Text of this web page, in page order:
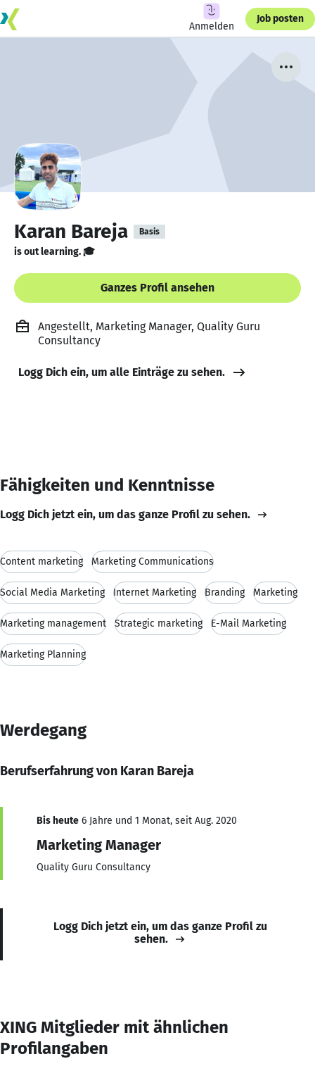
Anmelden
Job posten
Karan Bareja Basis
is out learning. 🎓
Ganzes Profil ansehen
Angestellt, Marketing Manager, Quality Guru
Consultancy
Logg Dich ein, um alle Einträge zu sehen.
Fähigkeiten und Kenntnisse
Logg Dich jetzt ein, um das ganze Profil zu sehen.
Content marketing Marketing Communications
Social Media Marketing Internet Marketing Branding Marketing
Marketing management Strategic marketing E-Mail Marketing
Marketing Planning
Werdegang
Berufserfahrung von Karan Bareja
Bis heute 6 Jahre und 1 Monat, seit Aug. 2020
Marketing Manager
Quality Guru Consultancy
Logg Dich jetzt ein, um das ganze Profil zu
sehen.
XING Mitglieder mit ähnlichen
Profilangaben